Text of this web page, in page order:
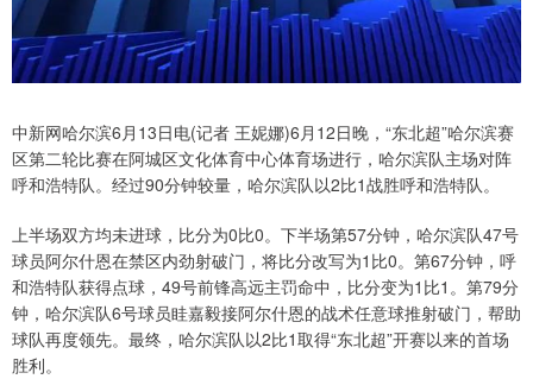
中新网哈尔滨6月13日电(记者 王妮娜)6月12日晚，“东北超”哈尔滨赛
区第二轮比赛在阿城区文化体育中心体育场进行，哈尔滨队主场对阵
呼和浩特队。经过90分钟较量，哈尔滨队以2比1战胜呼和浩特队。
上半场双方均未进球，比分为0比0。下半场第57分钟，哈尔滨队47号
球员阿尔什恩在禁区内劲射破门，将比分改写为1比0。第67分钟，呼
和浩特队获得点球，49号前锋高远主罚命中，比分变为1比1。第79分
钟，哈尔滨队6号球员眭嘉毅接阿尔什恩的战术任意球推射破门，帮助
球队再度领先。最终，哈尔滨队以2比1取得“东北超”开赛以来的首场
胜利。